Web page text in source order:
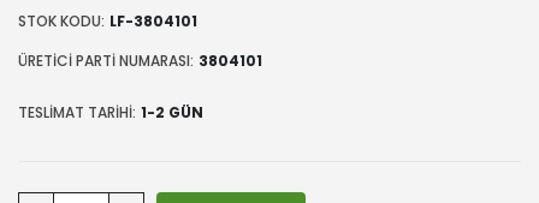
STOK KODU: LF-3804101
ÜRETICI PARTI NUMARASI: 3804101
TESLIMAT TARIHI: 1-2 GÜN